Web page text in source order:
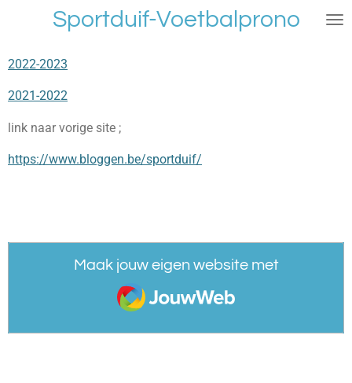
de
hoofdinhoud
Sportduif-Voetbalprono
2022-2023
2021-2022
link naar vorige site ;
https://www.bloggen.be/sportduif/
Maak jouw eigen website met
JouwWeb